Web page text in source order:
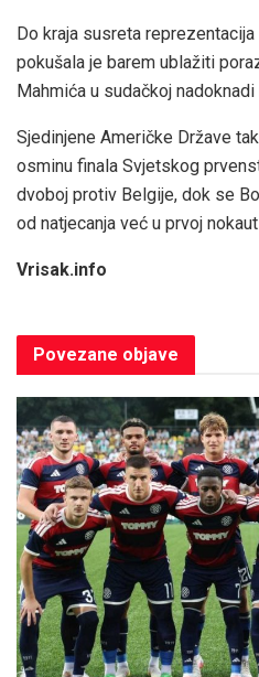
Do kraja susreta
pokušala je barem ublažiti
Mahmića u sudačkoj
Sjedinjene Američke Države
osminu finala Svjetskog
dvoboj protiv Belgije, dok se
od natjecanja već u prvoj
Vrisak.info
Povezane objave